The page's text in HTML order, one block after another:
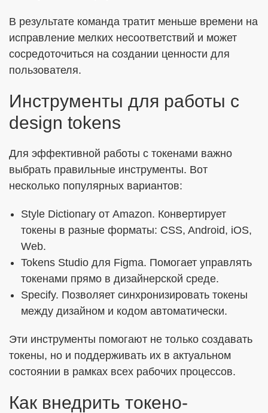
В результате команда тратит меньше времени на
исправление мелких несоответствий и может
сосредоточиться на создании ценности для
пользователя.
Инструменты для работы с
design tokens
Для эффективной работы с токенами важно
выбрать правильные инструменты. Вот
несколько популярных вариантов:
Style Dictionary от Amazon. Конвертирует
токены в разные форматы: CSS, Android, iOS,
Web.
Tokens Studio для Figma. Помогает управлять
токенами прямо в дизайнерской среде.
Specify. Позволяет синхронизировать токены
между дизайном и кодом автоматически.
Эти инструменты помогают не только создавать
токены, но и поддерживать их в актуальном
состоянии в рамках всех рабочих процессов.
Как внедрить токено-